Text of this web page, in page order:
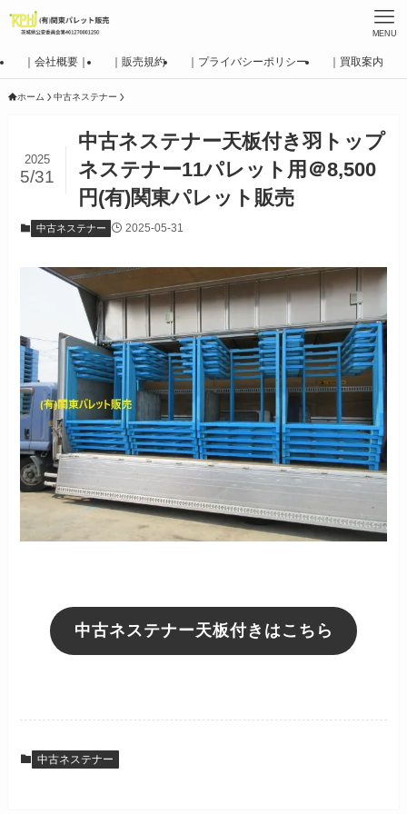
MENU
｜会社概要｜ ｜販売規約 ｜プライバシーポリシー ｜買取案内
ホーム 中古ネステナー
中古ネステナー天板付き羽トップ
ネステナー11パレット用＠8,500
円(有)関東パレット販売
2025
5/31
中古ネステナー 2025-05-31
中古ネステナー天板付きはこちら
中古ネステナー